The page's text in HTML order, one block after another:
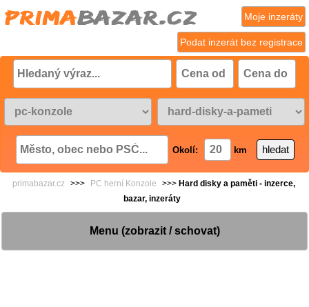
Podat inzerát bez registrace
Moje inzeráty
Okolí: km
primabazar.cz >>> PC herní Konzole >>> Hard disky a paměti - inzerce,
bazar, inzeráty
Menu (zobrazit / schovat)